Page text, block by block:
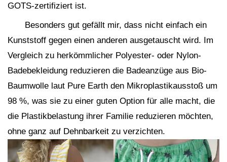
GOTS-zertifiziert ist.
Besonders gut gefällt mir, dass nicht einfach ein
Kunststoff gegen einen anderen ausgetauscht wird. Im
Vergleich zu herkömmlicher Polyester- oder Nylon-
Badebekleidung reduzieren die Badeanzüge aus Bio-
Baumwolle laut Pure Earth den Mikroplastikausstoß um
98 %, was sie zu einer guten Option für alle macht, die
die Plastikbelastung ihrer Familie reduzieren möchten,
ohne ganz auf Dehnbarkeit zu verzichten.